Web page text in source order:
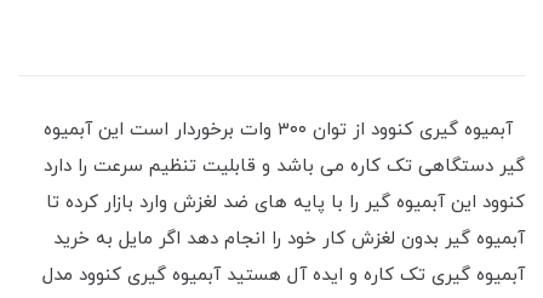
آبمیوه گیری کنوود از توان ۳۰۰ وات برخوردار است این آبمیوه
گیر دستگاهی تک کاره می باشد و قابلیت تنظیم سرعت را دارد
کنوود این آبمیوه گیر را با پایه های ضد لغزش وارد بازار کرده تا
آبمیوه گیر بدون لغزش کار خود را انجام دهد اگر مایل به خرید
آبمیوه گیری تک کاره و ایده آل هستید آبمیوه گیری کنوود مدل